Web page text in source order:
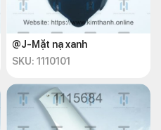
@J-Mặt nạ xanh
SKU: 1110101